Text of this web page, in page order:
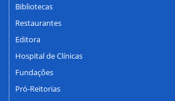
Bibliotecas
Restaurantes
Editora
Hospital de Clínicas
Fundações
Pró-Reitorias